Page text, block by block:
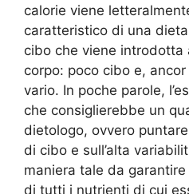
calorie viene
caratteristico di una
cibo che viene introdotta
corpo: poco cibo e,
vario. In poche parole,
che consiglierebbe un
dietologo, ovvero
di cibo e sull’alta
maniera tale da garantire
di tutti i nutrienti di cui